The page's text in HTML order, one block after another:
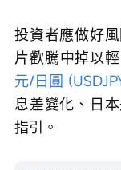
投資者應做好
片歡騰中掉以
元/日圓
息差變化、日
指引。